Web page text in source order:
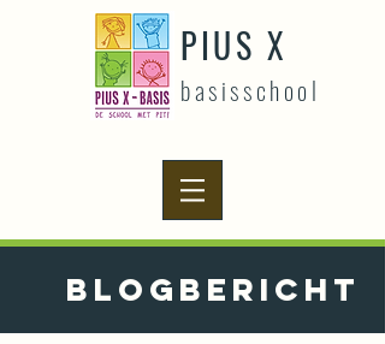
PIUS X
basisschool
Blogbericht